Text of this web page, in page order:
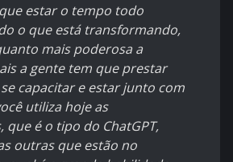
estar o tempo todo
o que está transformando,
mais poderosa a
a gente tem que prestar
capacitar e estar junto com
utiliza hoje as
que é o tipo do ChatGPT,
outras que estão no